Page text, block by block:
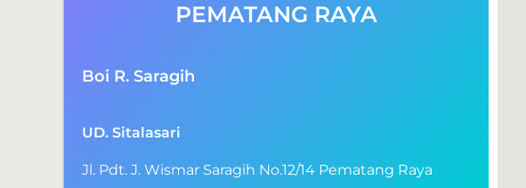
PEMATANG RAYA
Boi R. Saragih
UD. Sitalasari
Jl. Pdt. J. Wismar Saragih No.12/14 Pematang Raya